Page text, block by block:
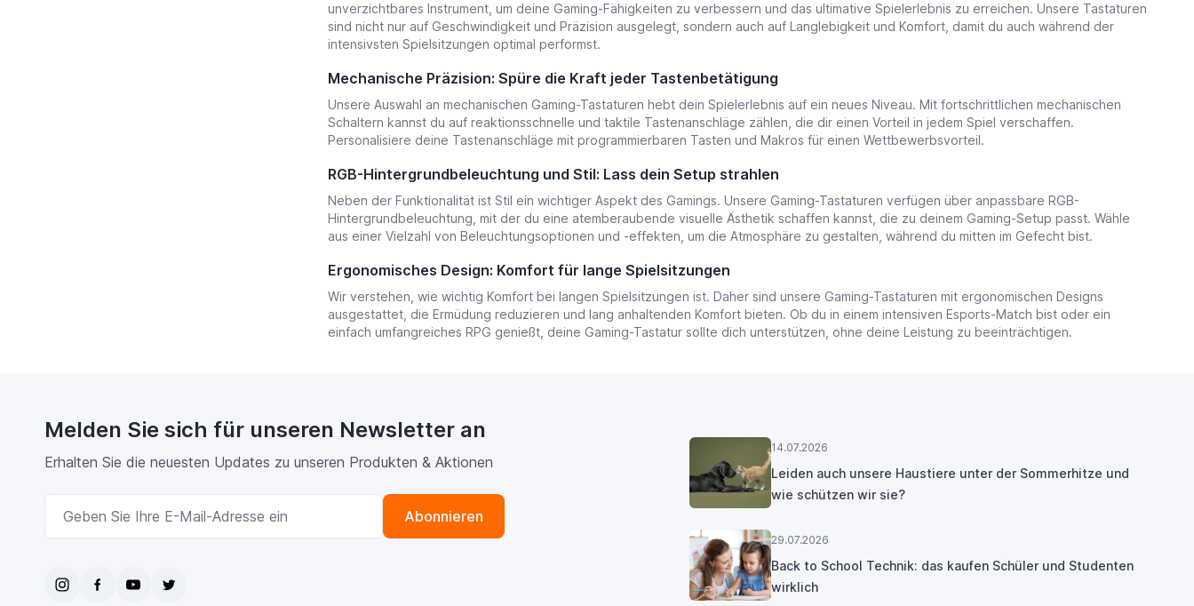
unverzichtbares Instrument, um deine Gaming-Fähigkeiten zu verbessern und das ultimative Spielerlebnis zu erreichen. Unsere Tastaturen
sind nicht nur auf Geschwindigkeit und Präzision ausgelegt, sondern auch auf Langlebigkeit und Komfort, damit du auch während der
intensivsten Spielsitzungen optimal performst.
Mechanische Präzision: Spüre die Kraft jeder Tastenbetätigung
Unsere Auswahl an mechanischen Gaming-Tastaturen hebt dein Spielerlebnis auf ein neues Niveau. Mit fortschrittlichen mechanischen
Schaltern kannst du auf reaktionsschnelle und taktile Tastenanschläge zählen, die dir einen Vorteil in jedem Spiel verschaffen.
Personalisiere deine Tastenanschläge mit programmierbaren Tasten und Makros für einen Wettbewerbsvorteil.
RGB-Hintergrundbeleuchtung und Stil: Lass dein Setup strahlen
Neben der Funktionalität ist Stil ein wichtiger Aspekt des Gamings. Unsere Gaming-Tastaturen verfügen über anpassbare RGB-
Hintergrundbeleuchtung, mit der du eine atemberaubende visuelle Ästhetik schaffen kannst, die zu deinem Gaming-Setup passt. Wähle
aus einer Vielzahl von Beleuchtungsoptionen und -effekten, um die Atmosphäre zu gestalten, während du mitten im Gefecht bist.
Ergonomisches Design: Komfort für lange Spielsitzungen
Wir verstehen, wie wichtig Komfort bei langen Spielsitzungen ist. Daher sind unsere Gaming-Tastaturen mit ergonomischen Designs
ausgestattet, die Ermüdung reduzieren und lang anhaltenden Komfort bieten. Ob du in einem intensiven Esports-Match bist oder ein
einfach umfangreiches RPG genießt, deine Gaming-Tastatur sollte dich unterstützen, ohne deine Leistung zu beeinträchtigen.
Melden Sie sich für unseren Newsletter an
Erhalten Sie die neuesten Updates zu unseren Produkten & Aktionen
Abonnieren
14.07.2026
Leiden auch unsere Haustiere unter der Sommerhitze und
wie schützen wir sie?
29.07.2026
Back to School Technik: das kaufen Schüler und Studenten
wirklich